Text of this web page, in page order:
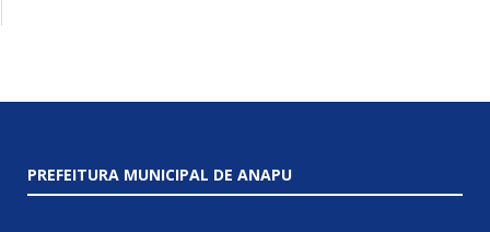
PREFEITURA MUNICIPAL DE ANAPU